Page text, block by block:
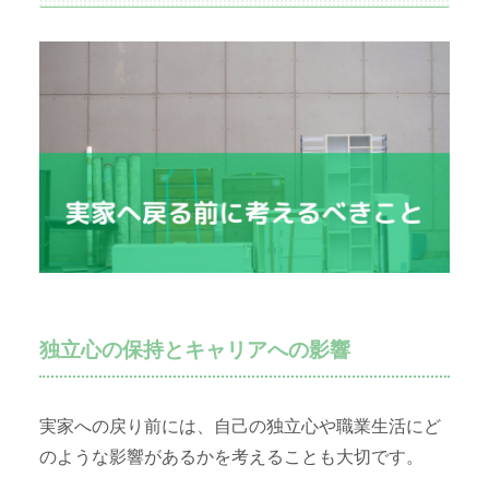
独立心の保持とキャリアへの影響
実家への戻り前には、自己の独立心や職業生活にど
のような影響があるかを考えることも大切です。